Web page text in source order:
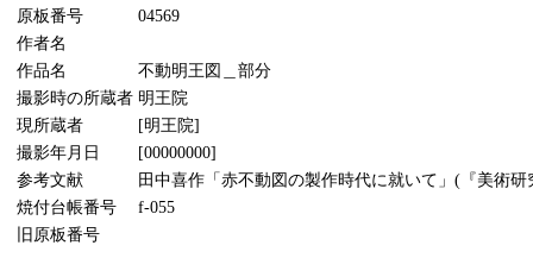
原板番号
04569
作者名
作品名
不動明王図＿部分
撮影時の所蔵者 明王院
現所蔵者
[明王院]
撮影年月日
[00000000]
参考文献
田中喜作「赤不動図の製作時代に就いて」(『美術研
焼付台帳番号
f-055
旧原板番号